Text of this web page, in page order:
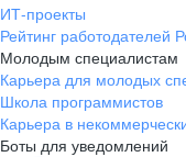
ИТ-проекты
Рейтинг работодателей
Молодым специалистам
Карьера для молодых
Школа программистов
Карьера в
Боты для уведомлений